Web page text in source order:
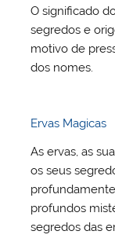
O significado
segredos e
motivo de
dos nomes.
Ervas Magicas
As ervas, as
os seus
profundos
segredos das